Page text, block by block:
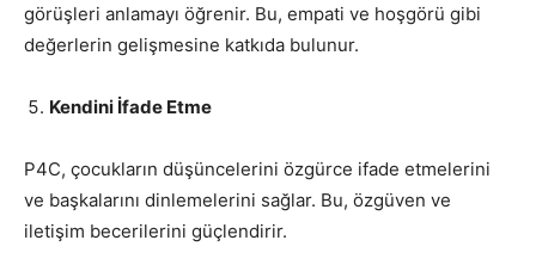
görüşleri anlamayı öğrenir. Bu, empati ve hoşgörü gibi
değerlerin gelişmesine katkıda bulunur.
Kendini İfade Etme
P4C, çocukların düşüncelerini özgürce ifade etmelerini
ve başkalarını dinlemelerini sağlar. Bu, özgüven ve
iletişim becerilerini güçlendirir.